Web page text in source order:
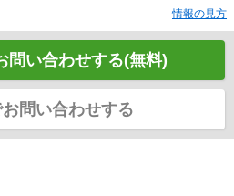
情報の見方
問い合わせする(無料)
問い合わせする